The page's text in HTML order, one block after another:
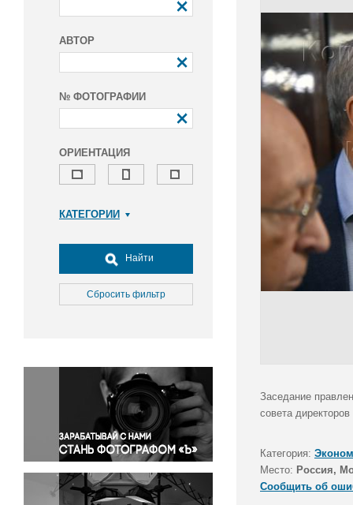
АВТОР
№ ФОТОГРАФИИ
ОРИЕНТАЦИЯ
КАТЕГОРИИ
Досуг, туризм и отдых
Культура
Медицина
Окружающая среда
Политика
Правосудие
Происшествия и конфликты
Религия
Светская жизнь
Спорт
Найти
Сбросить фильтр
Заседание
совета
Категория:
Место: Россия,
Сообщить об